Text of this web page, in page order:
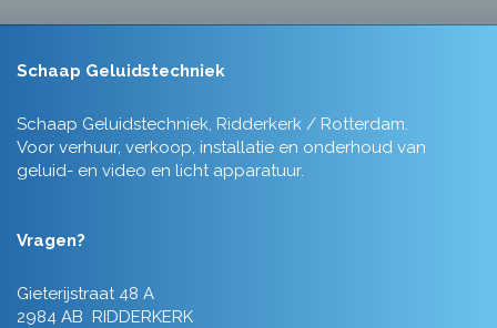
Schaap Geluidstechniek
Schaap Geluidstechniek, Ridderkerk / Rotterdam.
Voor verhuur, verkoop, installatie en onderhoud van
geluid- en video en licht apparatuur.
Vragen?
Gieterijstraat 48 A
2984 AB RIDDERKERK